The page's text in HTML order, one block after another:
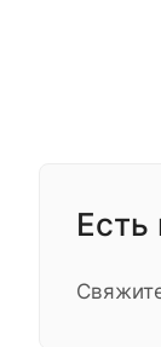
Есть